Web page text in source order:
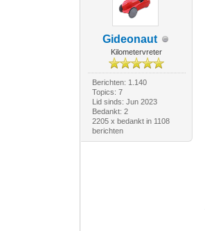
Gideonaut
Kilometervreter
Berichten: 1.140
Topics: 7
Lid sinds: Jun 2023
Bedankt: 2
2205 x bedankt in 1108
berichten